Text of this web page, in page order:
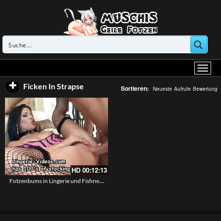
Ficken In Strapse Sortieren: Neueste Aufrufe Bewertung
HD00:12:13
Fotzenbums in Lingerie und Fishnets – Eine geile Brünette fickt in Reizwäsche